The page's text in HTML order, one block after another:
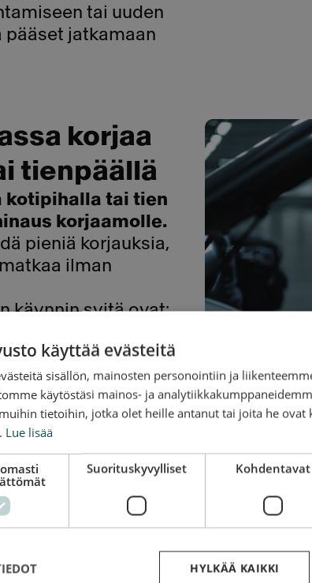
tai uuden
pääset jatkamaan
korjaa
tienpäällä
kotipihalla tai tien
korjaamolle.
pieniä korjauksia,
ilman
käynnin syitä ovat:
oven avaus tai
seuraavat
nopeita toimenpiteitä.
käyttää evästeitä
sisällön, mainosten personointiin ja
käytöstäsi mainos- ja
tietoihin, jotka olet heille antanut tai joita he ovat
Lue lisää
Suorituskyvylliset Kohdentavat
HYLKÄÄ KAIKKI